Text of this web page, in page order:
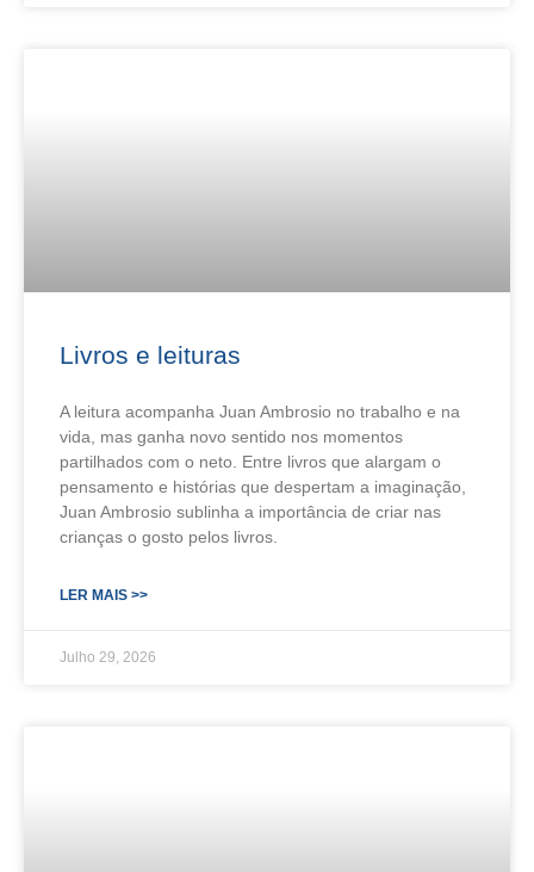
Livros e leituras
A leitura acompanha Juan Ambrosio no trabalho e na
vida, mas ganha novo sentido nos momentos
partilhados com o neto. Entre livros que alargam o
pensamento e histórias que despertam a imaginação,
Juan Ambrosio sublinha a importância de criar nas
crianças o gosto pelos livros.
LER MAIS >>
Julho 29, 2026